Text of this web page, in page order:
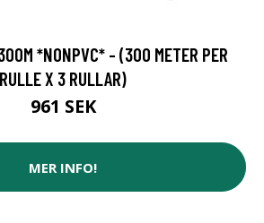
*NONPVC* - (300 METER PER
RULLE X 3 RULLAR)
961 SEK
MER INFO!